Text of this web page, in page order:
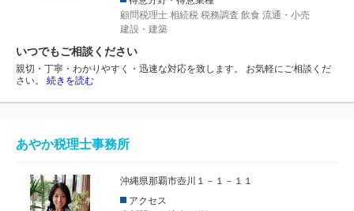
顧問税理士 相続税 税務調査 飲食 流通・小売
建設・建築
いつでもご相談ください
親切・丁寧・わかりやすく・迅速な対応を致します。 お気軽にご相談くだ
さい。 続きを読む
あやか税理士事務所
沖縄県那覇市壺川１－１－１１
アクセス